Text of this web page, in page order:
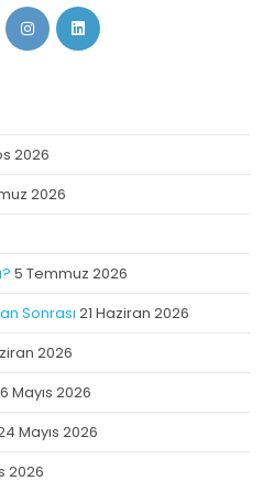
2026
2026
5 Temmuz 2026
Sonrası 21 Haziran 2026
2026
Mayıs 2026
Mayıs 2026
2026